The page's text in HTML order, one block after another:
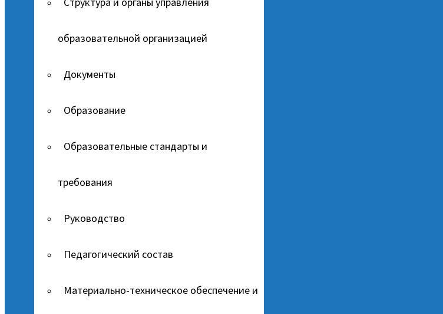
образовательной организацией
Документы
Образование
Образовательные стандарты и
требования
Руководство
Педагогический состав
Материально-техническое обеспечение и